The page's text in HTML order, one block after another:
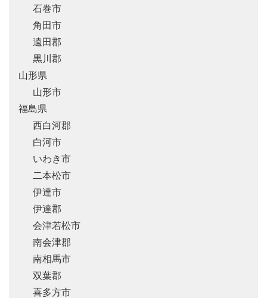
石巻市
角田市
遠田郡
黒川郡
山形県
山形市
福島県
西白河郡
白河市
いわき市
二本松市
伊達市
伊達郡
会津若松市
南会津郡
南相馬市
双葉郡
喜多方市